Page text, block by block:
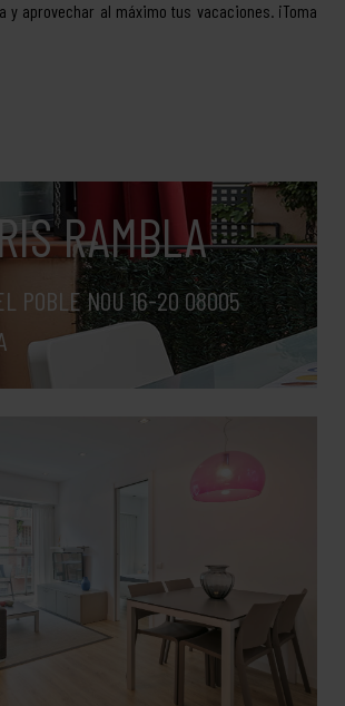
y aprovechar al máximo tus vacaciones. ¡Toma
RAMBLA
POBLE NOU 16-20 08005